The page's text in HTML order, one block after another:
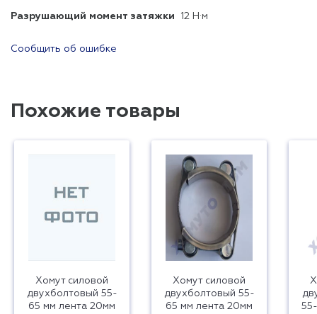
Разрушающий момент затяжки 12 Н·м
Сообщить об ошибке
Похожие товары
Хомут силовой
двухболтовый 55-
65 мм лента 20мм
Хомут силовой
двухболтовый 55-
65 мм лента 20мм